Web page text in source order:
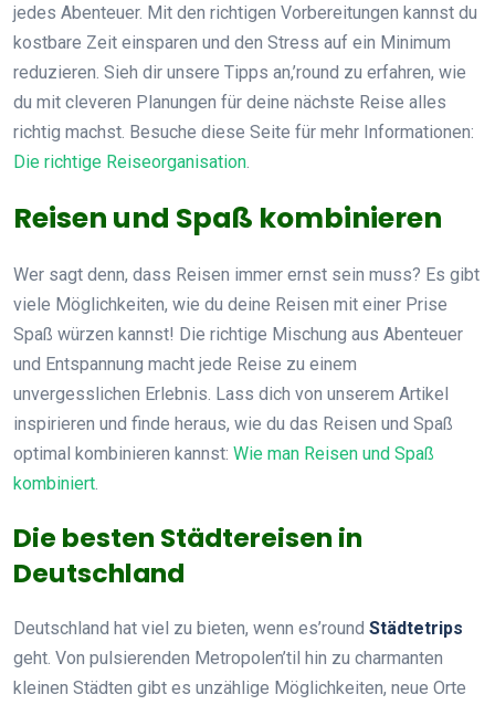
jedes Abenteuer. Mit den richtigen Vorbereitungen kannst du
kostbare Zeit einsparen und den Stress auf ein Minimum
reduzieren. Sieh dir unsere Tipps an,’round zu erfahren, wie
du mit cleveren Planungen für deine nächste Reise alles
richtig machst. Besuche diese Seite für mehr Informationen:
Die richtige Reiseorganisation.
Reisen und Spaß kombinieren
Wer sagt denn, dass Reisen immer ernst sein muss? Es gibt
viele Möglichkeiten, wie du deine Reisen mit einer Prise
Spaß würzen kannst! Die richtige Mischung aus Abenteuer
und Entspannung macht jede Reise zu einem
unvergesslichen Erlebnis. Lass dich von unserem Artikel
inspirieren und finde heraus, wie du das Reisen und Spaß
optimal kombinieren kannst: Wie man Reisen und Spaß
kombiniert.
Die besten Städtereisen in
Deutschland
Deutschland hat viel zu bieten, wenn es’round Städtetrips
geht. Von pulsierenden Metropolen’til hin zu charmanten
kleinen Städten gibt es unzählige Möglichkeiten, neue Orte